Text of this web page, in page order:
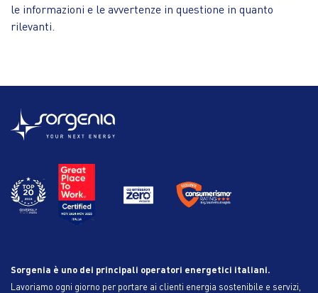
le informazioni e le avvertenze in questione in quanto
rilevanti.
Sorgenia è uno dei principali operatori energetici italiani.
Lavoriamo ogni giorno per portare ai clienti energia sostenibile e servizi,